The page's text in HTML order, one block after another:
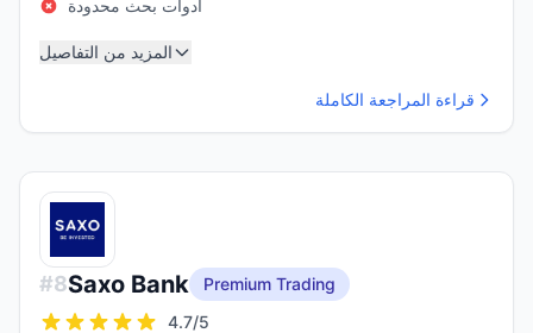
أدوات بحث محدودة
المزيد من التفاصيل
قراءة المراجعة الكاملة
#8Saxo Bank
Premium Trading
4.7/5